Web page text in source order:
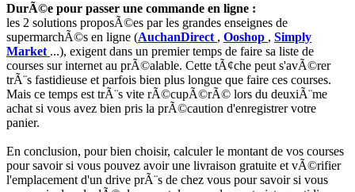
DurÃ©e pour passer une commande en ligne :
les 2 solutions proposÃ©es par les grandes enseignes de
supermarchÃ©s en ligne (AuchanDirect , Ooshop , Simply
Market ...), exigent dans un premier temps de faire sa liste de
courses sur internet au prÃ©alable. Cette tÃ¢che peut s'avÃ©rer
trÃ¨s fastidieuse et parfois bien plus longue que faire ces courses.
Mais ce temps est trÃ¨s vite rÃ©cupÃ©rÃ© lors du deuxiÃ¨me
achat si vous avez bien pris la prÃ©caution d'enregistrer votre
panier.
En conclusion, pour bien choisir, calculer le montant de vos courses
pour savoir si vous pouvez avoir une livraison gratuite et vÃ©rifier
l'emplacement d'un drive prÃ¨s de chez vous pour savoir si vous